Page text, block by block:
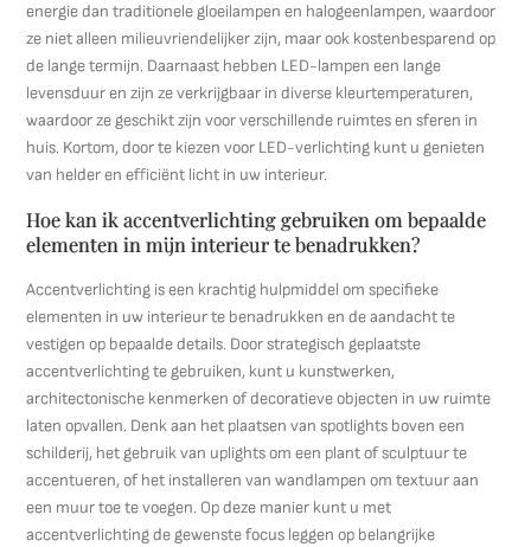
energie dan traditionele gloeilampen en halogeenlampen, waardoor
ze niet alleen milieuvriendelijker zijn, maar ook kostenbesparend op
de lange termijn. Daarnaast hebben LED-lampen een lange
levensduur en zijn ze verkrijgbaar in diverse kleurtemperaturen,
waardoor ze geschikt zijn voor verschillende ruimtes en sferen in
huis. Kortom, door te kiezen voor LED-verlichting kunt u genieten
van helder en efficiënt licht in uw interieur.
Hoe kan ik accentverlichting gebruiken om bepaalde
elementen in mijn interieur te benadrukken?
Accentverlichting is een krachtig hulpmiddel om specifieke
elementen in uw interieur te benadrukken en de aandacht te
vestigen op bepaalde details. Door strategisch geplaatste
accentverlichting te gebruiken, kunt u kunstwerken,
architectonische kenmerken of decoratieve objecten in uw ruimte
laten opvallen. Denk aan het plaatsen van spotlights boven een
schilderij, het gebruik van uplights om een plant of sculptuur te
accentueren, of het installeren van wandlampen om textuur aan
een muur toe te voegen. Op deze manier kunt u met
accentverlichting de gewenste focus leggen op belangrijke